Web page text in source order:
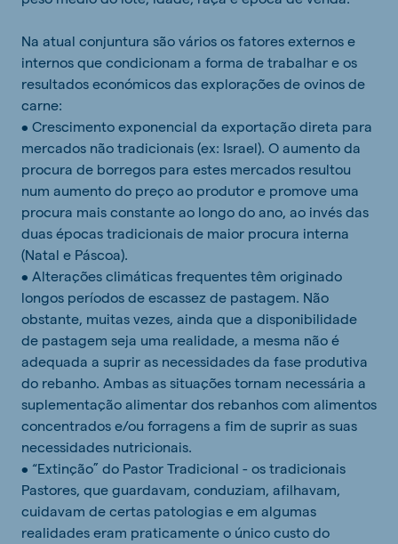
Na atual conjuntura são vários os fatores externos e
internos que condicionam a forma de trabalhar e os
resultados económicos das explorações de ovinos de
carne:
• Crescimento exponencial da exportação direta para
mercados não tradicionais (ex: Israel). O aumento da
procura de borregos para estes mercados resultou
num aumento do preço ao produtor e promove uma
procura mais constante ao longo do ano, ao invés das
duas épocas tradicionais de maior procura interna
(Natal e Páscoa).
• Alterações climáticas frequentes têm originado
longos períodos de escassez de pastagem. Não
obstante, muitas vezes, ainda que a disponibilidade
de pastagem seja uma realidade, a mesma não é
adequada a suprir as necessidades da fase produtiva
do rebanho. Ambas as situações tornam necessária a
suplementação alimentar dos rebanhos com alimentos
concentrados e/ou forragens a fim de suprir as suas
necessidades nutricionais.
• “Extinção” do Pastor Tradicional - os tradicionais
Pastores, que guardavam, conduziam, afilhavam,
cuidavam de certas patologias e em algumas
realidades eram praticamente o único custo do